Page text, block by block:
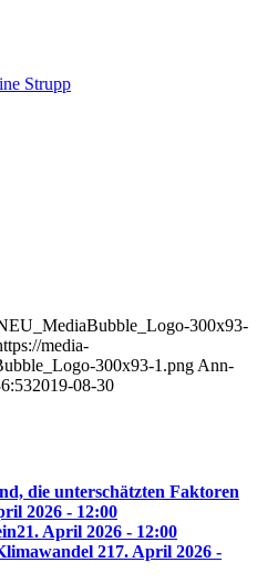
Strupp
300x93-
media-
300x93-1.png Ann-
2019-08-30
die unterschätzten Faktoren
2026 - 12:00
21. April 2026 - 12:00
217. April 2026 -